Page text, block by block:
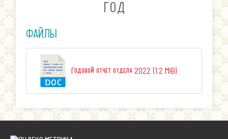
ГОД
ФАЙЛЫ
Годовой отчет отдела 2022 (1.2 MiB)